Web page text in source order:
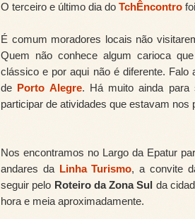
O terceiro e último dia do TchÊncontro
É comum moradores locais não
Quem não conhece algum carioca
clássico e por aqui não é diferente.
de Porto Alegre. Há muito ainda
participar de atividades que estavam nos
Nos encontramos no Largo da Epatur
andares da Linha Turismo, a convite
seguir pelo Roteiro da Zona Sul da
hora e meia aproximadamente.